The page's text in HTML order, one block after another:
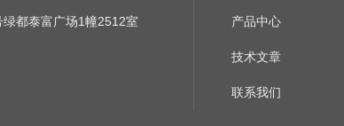
都泰富广场1幢2512室 产品中心
技术文章
联系我们